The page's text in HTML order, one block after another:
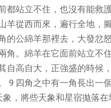
都站立不住，也沒有能救
羊從西而來，遍行全地，
的公綿羊那裡去，大發忿
。綿羊在它面前站立不
自高自大，正強盛的時候
9 四角之中有一角長出一
，將些天象和星宿拋落